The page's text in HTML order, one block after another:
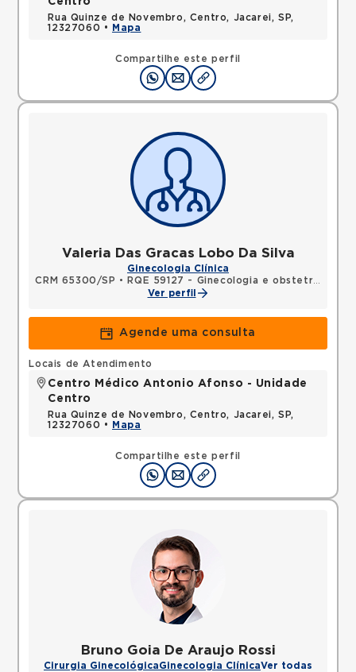
Compartilhe este perfil
Rua Quinze de Novembro, Centro, Jacarei, SP,
12327060 •
Mapa
Valeria Das Gracas Lobo Da Silva
Ginecologia Clínica
CRM 65300/SP •
RQE 59127 - Ginecologia e obstetrícia
Ver perfil
Agende uma consulta
Compartilhe este perfil
Locais de Atendimento
Centro Médico Antonio Afonso - Unidade
Centro
Rua Quinze de Novembro, Centro, Jacarei, SP,
12327060 •
Mapa
Bruno Goia De Araujo Rossi
Cirurgia GinecológicaGinecologia ClínicaVer todas